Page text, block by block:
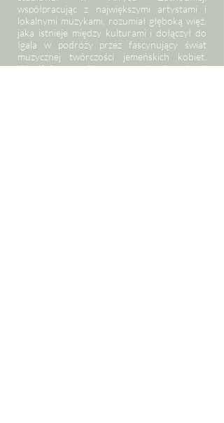
współpracując z największymi artystami i
lokalnymi muzykami, rozumiał głęboką więź,
jaka istnieje między kulturami i dołączył do
Igala w podróży przez fascynujący świat
muzycznej twórczości jemeńskich kobiet.
Wspólnie zaczęli pracę nad piosenkami